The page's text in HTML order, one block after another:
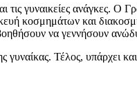
γυναικείες ανάγκες. Ο
κοσμημάτων και
να γεννήσουν
Τέλος, υπάρχει